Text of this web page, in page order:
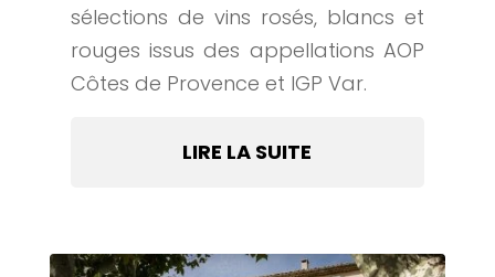
sélections de vins rosés, blancs et
rouges issus des appellations AOP
Côtes de Provence et IGP Var.
LIRE LA SUITE